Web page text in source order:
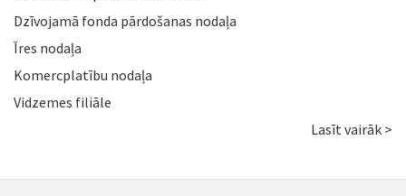
Dzīvojamā fonda pārdošanas nodaļa
Īres nodaļa
Komercplatību nodaļa
Vidzemes filiāle
Lasīt vairāk >